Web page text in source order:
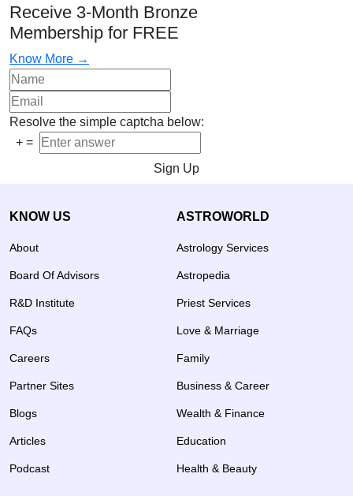
Receive 3-Month Bronze
Membership for FREE
Know More →
Resolve the simple captcha below:
+ =
Sign Up
KNOW US
About
Board Of Advisors
R&D Institute
FAQs
Careers
Partner Sites
Blogs
Articles
Podcast
ASTROWORLD
Astrology Services
Astropedia
Priest Services
Love & Marriage
Family
Business & Career
Wealth & Finance
Education
Health & Beauty